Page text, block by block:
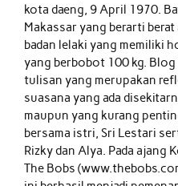
kota daeng, 9 April 1970.
Makassar yang berarti
badan lelaki yang memiliki
yang berbobot 100 kg.
tulisan yang merupakan
suasana yang ada
maupun yang kurang
bersama istri, Sri Lestari
Rizky dan Alya. Pada
The Bobs